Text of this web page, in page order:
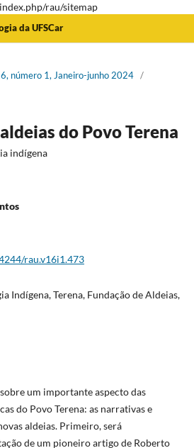
rau/sitemap
da UFSCar
número 1, Janeiro-junho 2024 /
do Povo Terena
indígena
rau.v16i1.473
Indígena, Terena, Fundação de Aldeias,
um importante aspecto das
do Povo Terena: as narrativas e
aldeias. Primeiro, será
de um pioneiro artigo de Roberto